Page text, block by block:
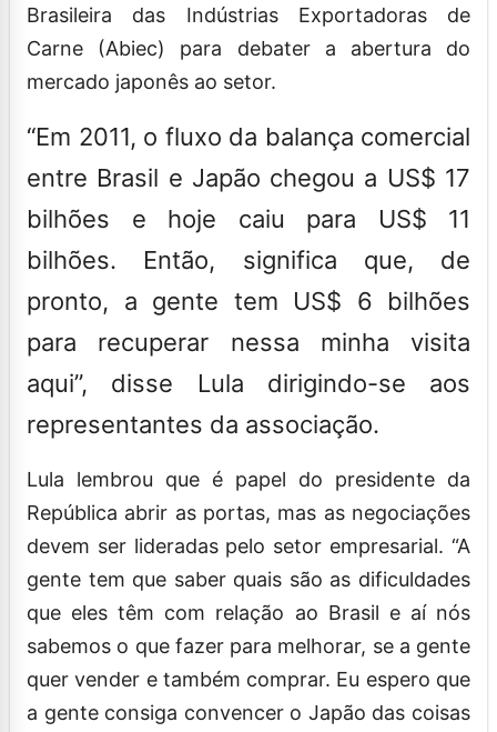
Brasileira das Indústrias Exportadoras de
Carne (Abiec) para debater a abertura do
mercado japonês ao setor.
“Em 2011, o fluxo da balança comercial
entre Brasil e Japão chegou a US$ 17
bilhões e hoje caiu para US$ 11
bilhões. Então, significa que, de
pronto, a gente tem US$ 6 bilhões
para recuperar nessa minha visita
aqui”, disse Lula dirigindo-se aos
representantes da associação.
Lula lembrou que é papel do presidente da
República abrir as portas, mas as negociações
devem ser lideradas pelo setor empresarial. “A
gente tem que saber quais são as dificuldades
que eles têm com relação ao Brasil e aí nós
sabemos o que fazer para melhorar, se a gente
quer vender e também comprar. Eu espero que
a gente consiga convencer o Japão das coisas